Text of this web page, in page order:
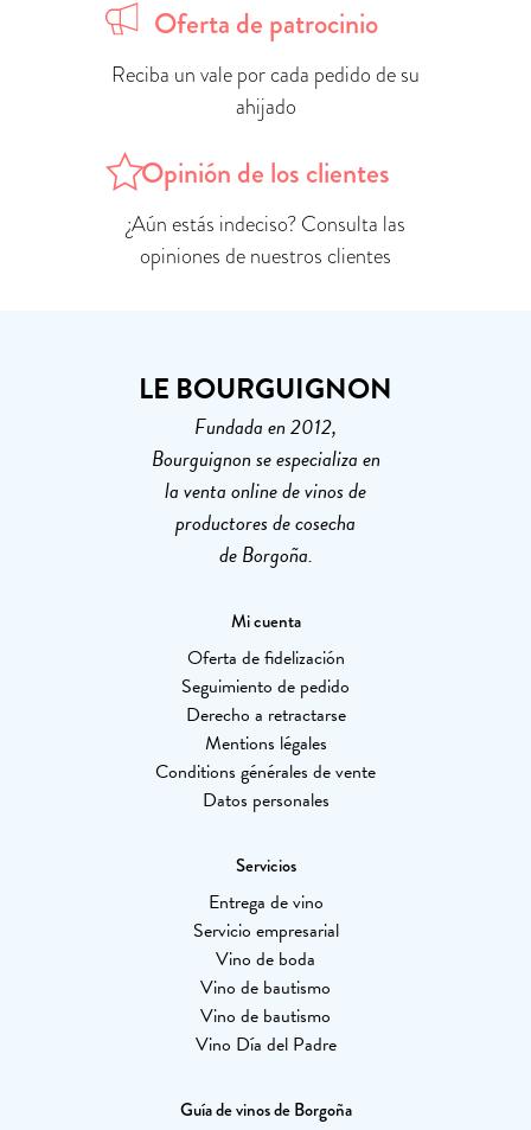
Oferta de patrocinio
Reciba un vale por cada pedido de su
ahijado
Opinión de los clientes
¿Aún estás indeciso? Consulta las
opiniones de nuestros clientes
LE BOURGUIGNON
Fundada en 2012,
Bourguignon se especializa en
la venta online de vinos de
productores de cosecha
de Borgoña.
Mi cuenta
Oferta de fidelización
Seguimiento de pedido
Derecho a retractarse
Mentions légales
Conditions générales de vente
Datos personales
Servicios
Entrega de vino
Servicio empresarial
Vino de boda
Vino de bautismo
Vino de bautismo
Vino Día del Padre
Guía de vinos de Borgoña